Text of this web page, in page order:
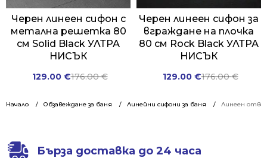
Начало Обзавеждане за баня Линейни сифони за баня Линеен
Черен линеен сифон с
метална решетка 80
см Solid Black УЛТРА
НИСЪК
176.00€
Original
was:
129.00 €Current
is:
Черен линеен сифон за
вграждане на плочка
80 см Rock Black УЛТРА
НИСЪК
176.00€
Original
was:
129.00 €Current
is:
Бърза доставка до 24 часа